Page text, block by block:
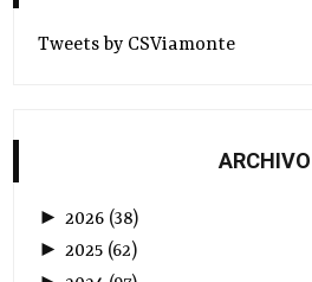
Tweets by CSViamonte
ARCHIVO
► 2026 (38)
►2025 (62)